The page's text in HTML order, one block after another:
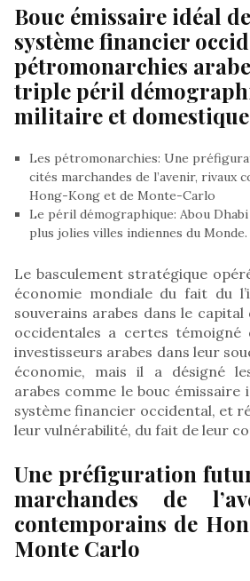
Bouc émissaire idéal
système financier
pétromonarchies
triple péril
militaire et
Les pétromonarchies: Une
cités marchandes de l’avenir, rivaux
Hong-Kong et de Monte-Carlo
Le péril démographique: Abou
plus jolies villes indiennes du Monde.
Le basculement stratégique
économie mondiale du fait du
souverains arabes dans le
occidentales a certes témoigné
investisseurs arabes dans leur
économie, mais il a désigné
arabes comme le bouc émissaire
système financier occidental, et
leur vulnérabilité, du fait de leur
Une préfiguration
marchandes de
contemporains de
Monte Carlo